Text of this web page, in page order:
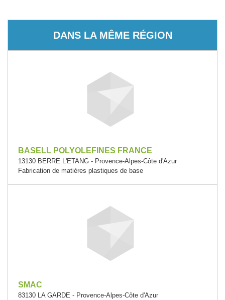
DANS LA MÊME RÉGION
BASELL POLYOLEFINES FRANCE
13130 BERRE L'ETANG - Provence-Alpes-Côte d'Azur
Fabrication de matières plastiques de base
SMAC
83130 LA GARDE - Provence-Alpes-Côte d'Azur